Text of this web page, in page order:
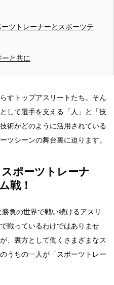
ツトレーナーとスポーツテ
と共に
すトップアスリートたち。そん
して選手を支える「人」と「技
術がどのように活用されている
ツシーンの舞台裏に迫ります。
ポーツトレーナ
戦！
負の世界で戦い続けるアスリ
戦っているわけではありませ
、裏方として働くさまざまなス
うちの一人が「スポーツトレー